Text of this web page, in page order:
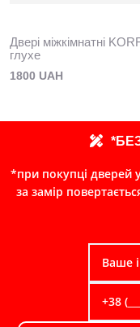
Двері міжкімнатні
глухе
1800 UAH
*при покупці дверей
за замір